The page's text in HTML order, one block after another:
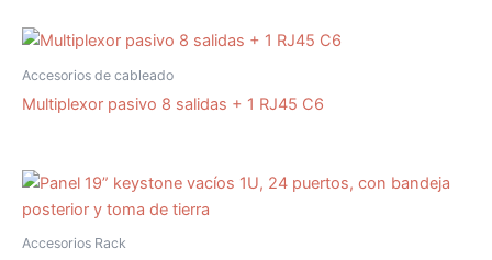
Accesorios de cableado
Multiplexor pasivo 8 salidas + 1 RJ45 C6
Accesorios Rack